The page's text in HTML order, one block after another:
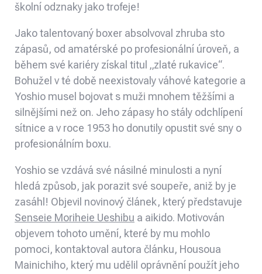
školní odznaky jako trofeje!
Jako talentovaný boxer absolvoval zhruba sto
zápasů, od amatérské po profesionální úroveň, a
během své kariéry získal titul „zlaté rukavice“.
Bohužel v té době neexistovaly váhové kategorie a
Yoshio musel bojovat s muži mnohem těžšími a
silnějšími než on. Jeho zápasy ho stály odchlípení
sítnice a v roce 1953 ho donutily opustit své sny o
profesionálním boxu.
Yoshio se vzdává své násilné minulosti a nyní
hledá způsob, jak porazit své soupeře, aniž by je
zasáhl! Objevil novinový článek, který představuje
Senseie Moriheie Ueshibu a aikido. Motivován
objevem tohoto umění, které by mu mohlo
pomoci, kontaktoval autora článku, Housoua
Mainichiho, který mu udělil oprávnění použít jeho